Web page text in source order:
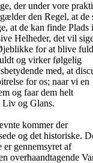
der under vore
den Regel, at de
at de kan finde Plads
Helheder, det vil
for at blive
og virker følgelig
med, at
for os; naar vi en
og faar dem helt
Liv og Glans.
kommer der
og det historiske.
gennemsyret af
overhaandtagende